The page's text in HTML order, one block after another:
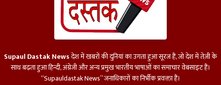
Supaul Dastak Newsदेश में खबरों की दुनियां का उगता हुआ सूरज हैं, जो देश में तेज़ी के
साथ बढ़ता हुआ हिन्दी, अंग्रेजी और अन्य प्रमुख भारतीय भाषाओं का समाचार वेबसाइट हैं।
“Supauldastak News” जनाधिकारों का निर्भीक प्रवक्ता हैं।